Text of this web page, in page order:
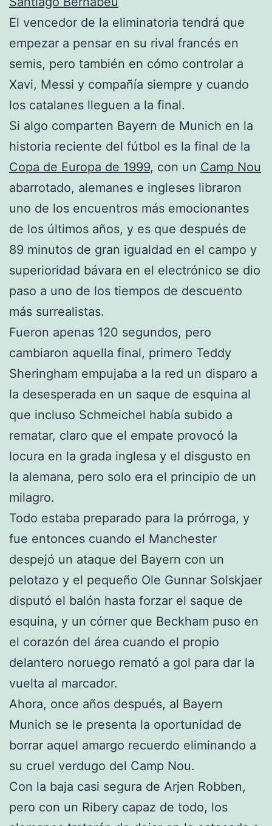
El vencedor de la eliminatoria tendrá que
empezar a pensar en su rival francés en
semis, pero también en cómo controlar a
Xavi, Messi y compañía siempre y cuando
los catalanes lleguen a la final.
Si algo comparten Bayern de Munich en la
historia reciente del fútbol es la final de la
Copa de Europa de 1999, con un Camp Nou
abarrotado, alemanes e ingleses libraron
uno de los encuentros más emocionantes
de los últimos años, y es que después de
89 minutos de gran igualdad en el campo y
superioridad bávara en el electrónico se dio
paso a uno de los tiempos de descuento
más surrealistas.
Fueron apenas 120 segundos, pero
cambiaron aquella final, primero Teddy
Sheringham empujaba a la red un disparo a
la desesperada en un saque de esquina al
que incluso Schmeichel había subido a
rematar, claro que el empate provocó la
locura en la grada inglesa y el disgusto en
la alemana, pero solo era el principio de un
milagro.
Todo estaba preparado para la prórroga, y
fue entonces cuando el Manchester
despejó un ataque del Bayern con un
pelotazo y el pequeño Ole Gunnar Solskjaer
disputó el balón hasta forzar el saque de
esquina, y un córner que Beckham puso en
el corazón del área cuando el propio
delantero noruego remató a gol para dar la
vuelta al marcador.
Ahora, once años después, al Bayern
Munich se le presenta la oportunidad de
borrar aquel amargo recuerdo eliminando a
su cruel verdugo del Camp Nou.
Con la baja casi segura de Arjen Robben,
pero con un Ribery capaz de todo, los